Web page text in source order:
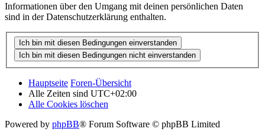
Informationen über den Umgang mit deinen persönlichen Daten
sind in der Datenschutzerklärung enthalten.
Hauptseite Foren-Übersicht
Alle Zeiten sind UTC+02:00
Alle Cookies löschen
Powered by phpBB® Forum Software © phpBB Limited